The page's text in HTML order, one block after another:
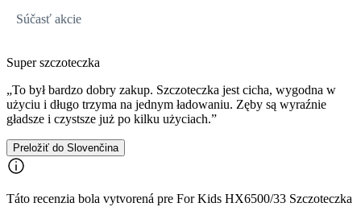
Súčasť akcie
Super szczoteczka
„To był bardzo dobry zakup. Szczoteczka jest cicha, wygodna w
użyciu i długo trzyma na jednym ładowaniu. Zęby są wyraźnie
gładsze i czystsze już po kilku użyciach.”
Preložiť do Slovenčina
Táto recenzia bola vytvorená pre For Kids HX6500/33 Szczoteczka